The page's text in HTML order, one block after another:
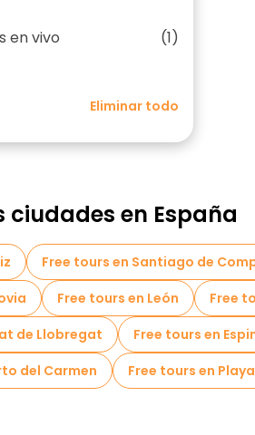
en vivo (1)
Eliminar todo
ciudades en España
Free tours en Santiago de
Free tours en León Free
de Llobregat
Free tours en
del Carmen
Free tours en